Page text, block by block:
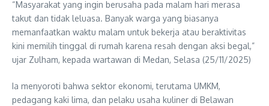
“Masyarakat yang ingin berusaha pada malam hari merasa
takut dan tidak leluasa. Banyak warga yang biasanya
memanfaatkan waktu malam untuk bekerja atau beraktivitas
kini memilih tinggal di rumah karena resah dengan aksi begal,”
ujar Zulham, kepada wartawan di Medan, Selasa (25/11/2025)
Ia menyoroti bahwa sektor ekonomi, terutama UMKM,
pedagang kaki lima, dan pelaku usaha kuliner di Belawan